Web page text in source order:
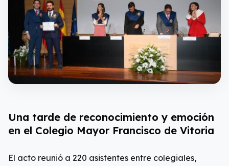
Una tarde de reconocimiento y emoción
en el Colegio Mayor Francisco de Vitoria
El acto reunió a 220 asistentes entre colegiales,